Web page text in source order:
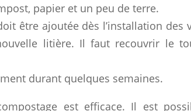
papier et un peu de terre.
être ajoutée dès l’installation des
litière. Il faut recouvrir le
durant quelques semaines.
est efficace. Il est